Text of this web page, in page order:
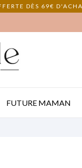
DÈS 69€
FUTURE MAMAN